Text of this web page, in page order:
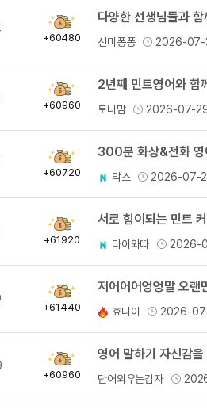
획
득
+60480
다양한 선생님들과
선미퐁퐁 2026-
획
득
+60960
2년째 민트영어와 함
토니맘 2026-07-
획
득
+60720
300분 화상&전화 영
막스 2026-07-
획
득
+61920
서로 힘이되는 민트
다이와따 2026-
획
득
+61440
저어어어엉엉말 오
효니이 2026-
획
득
+60960
영어 말하기 자신감
단어외우는감자